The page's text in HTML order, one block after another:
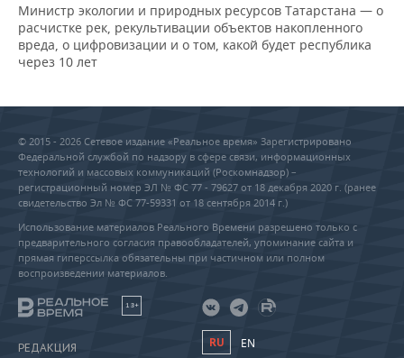
Министр экологии и природных ресурсов Татарстана — о
расчистке рек, рекультивации объектов накопленного
вреда, о цифровизации и о том, какой будет республика
через 10 лет
© 2015 - 2026 Сетевое издание «Реальное время» Зарегистрировано
Федеральной службой по надзору в сфере связи, информационных
технологий и массовых коммуникаций (Роскомнадзор) –
регистрационный номер ЭЛ № ФС 77 - 79627 от 18 декабря 2020 г. (ранее
свидетельство Эл № ФС 77-59331 от 18 сентября 2014 г.)
Использование материалов Реального Времени разрешено только с
предварительного согласия правообладателей, упоминание сайта и
прямая гиперссылка обязательны при частичном или полном
воспроизведении материалов.
18+
РЕДАКЦИЯ RU EN